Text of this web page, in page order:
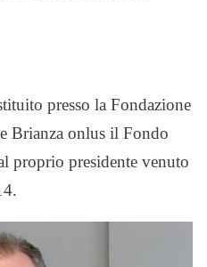
presso la Fondazione
Brianza onlus il Fondo
proprio presidente venuto